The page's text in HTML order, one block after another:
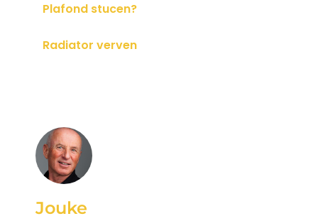
Plafond stucen?
Radiator verven
Jouke